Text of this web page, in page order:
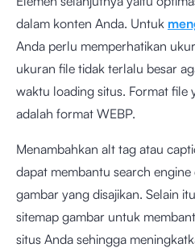
dalam konten Anda. Untuk
Anda perlu memperhatikan
ukuran file tidak terlalu besar
waktu loading situs. Format file
adalah format WEBP.
Menambahkan alt tag atau
dapat membantu search engine
gambar yang disajikan. Selain
sitemap gambar untuk
situs Anda sehingga